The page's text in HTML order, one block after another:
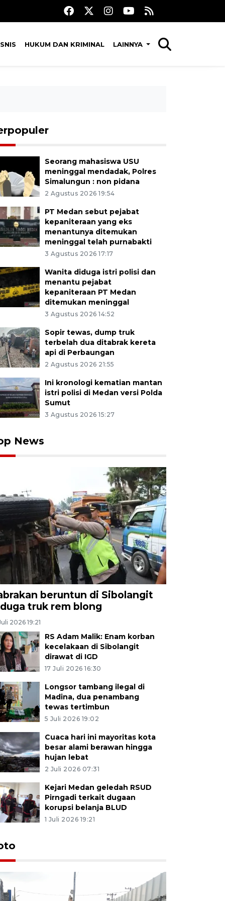
HUKUM DAN KRIMINAL LAINNYA
Seorang mahasiswa USU
meninggal mendadak, Polres
Simalungun : non pidana
2 Agustus 2026 19:54
PT Medan sebut pejabat
kepaniteraan yang eks
menantunya ditemukan
meninggal telah purnabakti
3 Agustus 2026 17:17
Wanita diduga istri polisi dan
menantu pejabat
kepaniteraan PT Medan
ditemukan meninggal
3 Agustus 2026 14:52
Sopir tewas, dump truk
terbelah dua ditabrak kereta
api di Perbaungan
2 Agustus 2026 21:55
Ini kronologi kematian mantan
istri polisi di Medan versi Polda
Sumut
3 Agustus 2026 15:27
News
beruntun di Sibolangit
truk rem blong
2026 19:21
RS Adam Malik: Enam korban
kecelakaan di Sibolangit
dirawat di IGD
17 Juli 2026 16:30
Longsor tambang ilegal di
Madina, dua penambang
tewas tertimbun
5 Juli 2026 19:02
Cuaca hari ini mayoritas kota
besar alami berawan hingga
hujan lebat
2 Juli 2026 07:31
Kejari Medan geledah RSUD
Pirngadi terkait dugaan
korupsi belanja BLUD
1 Juli 2026 19:21